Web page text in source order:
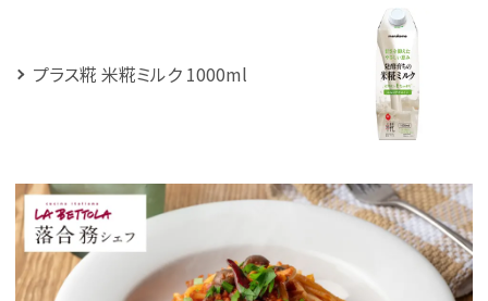
プラス糀 米糀ミルク 1000ml